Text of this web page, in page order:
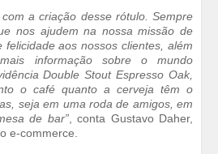
com a criação desse rótulo. Sempre
nos ajudem na nossa missão de
felicidade aos nossos clientes, além
informação sobre o mundo
Double Stout Espresso Oak,
o café quanto a cerveja têm o
seja em uma roda de amigos, em
de bar”, conta Gustavo Daher,
e-commerce.